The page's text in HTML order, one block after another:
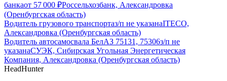
банкаот 57 000 ₽Россельхозбанк, Александровка
(Оренбургская область)
Водитель грузового транспортаз/п не указанаITECO,
Александровка (Оренбургская область)
Водитель автосамосвала БелАЗ 75131, 75306з/п не
указанаСУЭК, Сибирская Угольная Энергетическая
Компания, Александровка (Оренбургская область)
HeadHunter